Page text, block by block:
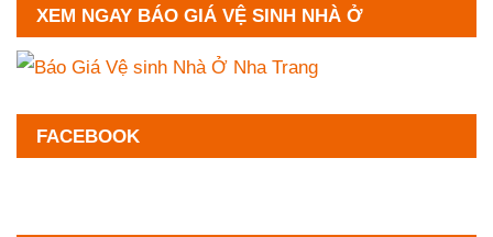
XEM NGAY BÁO GIÁ VỆ SINH NHÀ Ở
FACEBOOK